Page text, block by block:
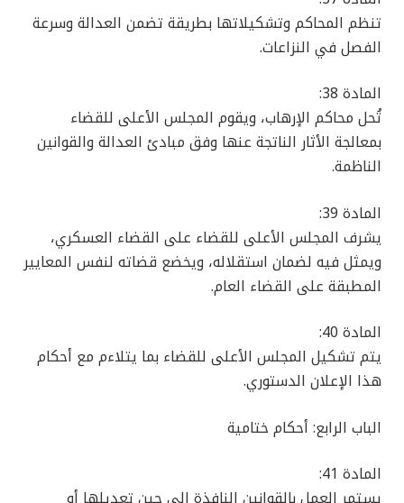
تنظم المحاكم وتشكيلاتها بطريقة تضمن العدالة وسرعة
الفصل في النزاعات.
المادة 38:
تُحل محاكم الإرهاب، ويقوم المجلس الأعلى للقضاء
بمعالجة الأثار الناتجة عنها وفق مبادئ العدالة والقوانين
الناظمة.
المادة 39:
يشرف المجلس الأعلى للقضاء على القضاء العسكري،
ويمثل فيه لضمان استقلاله، ويخضع قضاته لنفس المعايير
المطبقة على القضاء العام.
المادة 40:
يتم تشكيل المجلس الأعلى للقضاء بما يتلاءم مع أحكام
هذا الإعلان الدستوري.
الباب الرابع: أحكام ختامية
المادة 41: